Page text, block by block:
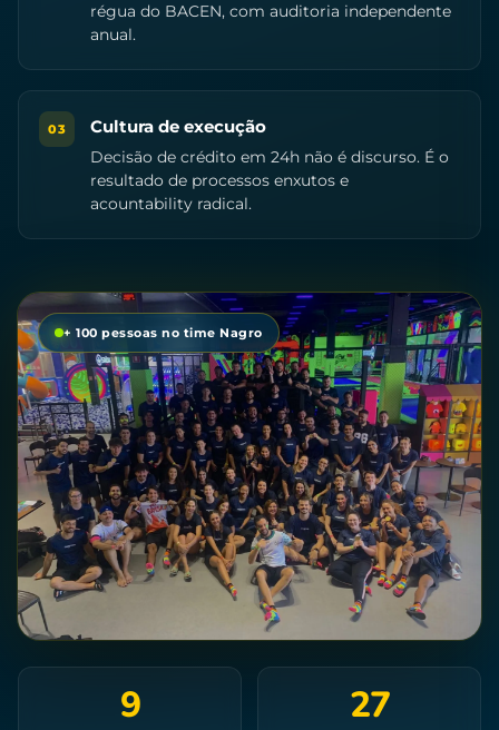
régua do BACEN, com auditoria independente
anual.
03 Cultura de execução
Decisão de crédito em 24h não é discurso. É o
resultado de processos enxutos e
acountability radical.
+ 100 pessoas no time Nagro
9 27